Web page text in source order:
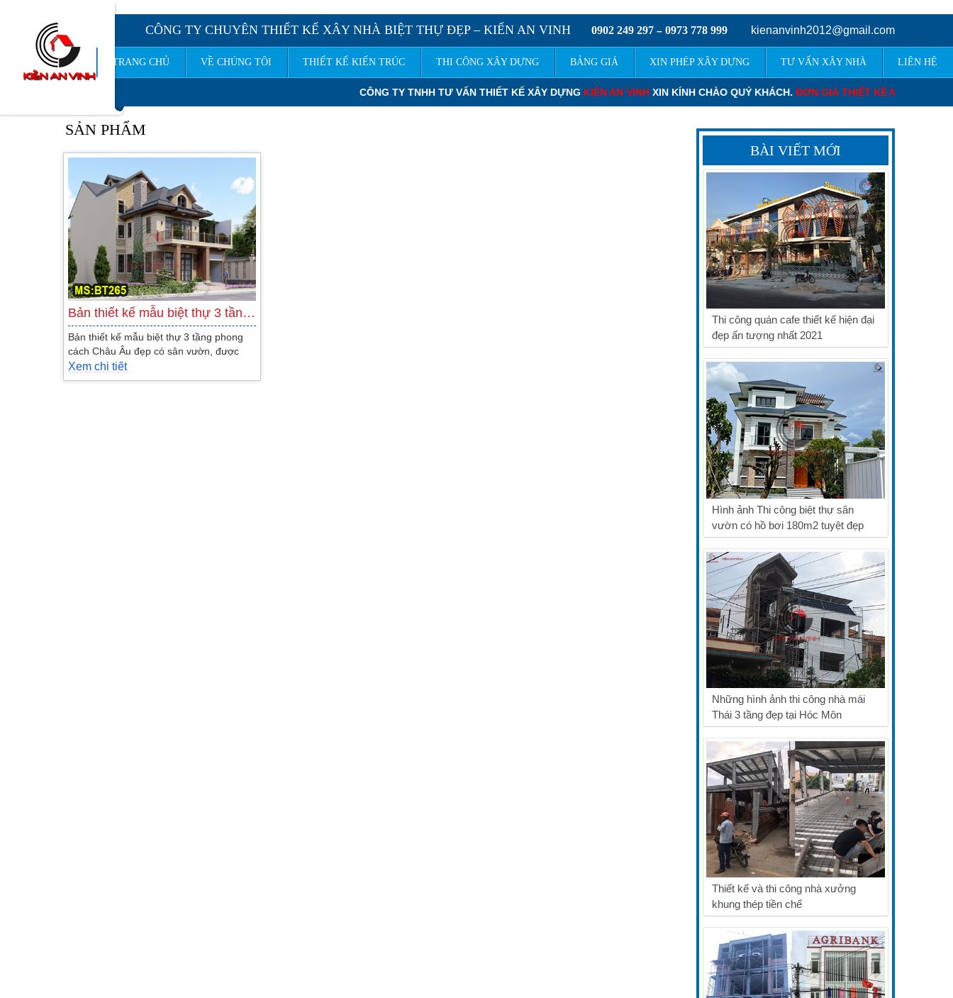
CÔNG TY CHUYÊN THIẾT KẾ XÂY NHÀ BIỆT THỰ ĐẸP – KIẾN AN VINH 0902 249 297 – 0973 778 999 kienanvinh2012@gmail.com
TRANG CHỦ VỀ CHÚNG TÔI THIẾT KẾ KIẾN TRÚC THI CÔNG XÂY DỰNG BẢNG GIÁ XIN PHÉP XÂY DỰNG TƯ VẤN XÂY NHÀ LIÊN HỆ
CÔNG TY TNHH TƯ VẤN THIẾT KẾ XÂY DỰNG KIẾN AN VINHXIN KÍNH CHÀO QUÝ KHÁCH.ĐƠN GIÁ THIẾT KẾ NHÀ PHỐ: 120.000 –
SẢN PHẨM
Bản thiết kế mẫu biệt thự 3 tầng phong…
Bản thiết kế mẫu biệt thự 3 tầng phong
cách Châu Âu đẹp có sân vườn, được
thiết...
Xem chi tiết
BÀI VIẾT MỚI
Thi công quán cafe thiết kế hiện đại
đẹp ấn tượng nhất 2021
Hình ảnh Thi công biệt thự sân
vườn có hồ bơi 180m2 tuyệt đẹp
Những hình ảnh thi công nhà mái
Thái 3 tầng đẹp tại Hóc Môn
Thiết kế và thi công nhà xưởng
khung thép tiền chế